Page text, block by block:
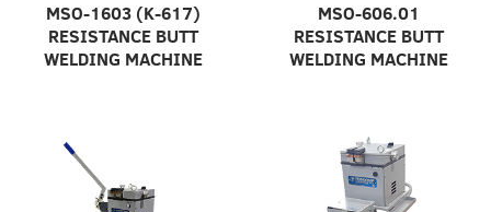
MSO-1603 (K-617)
RESISTANCE BUTT
WELDING MACHINE
MSO-606.01
RESISTANCE BUTT
WELDING MACHINE